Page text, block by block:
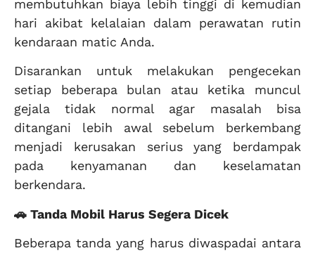
membutuhkan biaya lebih tinggi di kemudian
hari akibat kelalaian dalam perawatan rutin
kendaraan matic Anda.
Disarankan untuk melakukan pengecekan
setiap beberapa bulan atau ketika muncul
gejala tidak normal agar masalah bisa
ditangani lebih awal sebelum berkembang
menjadi kerusakan serius yang berdampak
pada kenyamanan dan keselamatan
berkendara.
🚗 Tanda Mobil Harus Segera Dicek
Beberapa tanda yang harus diwaspadai antara